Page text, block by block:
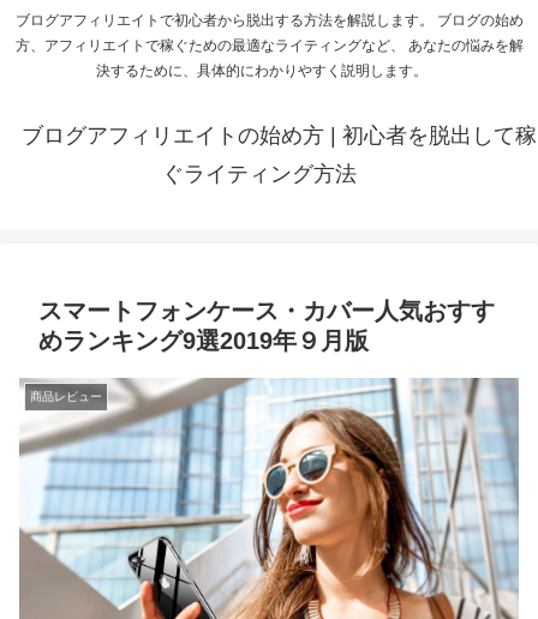
ブログアフィリエイトで初心者から脱出する方法を解説します。 ブログの始め
方、アフィリエイトで稼ぐための最適なライティングなど、 あなたの悩みを解
決するために、具体的にわかりやすく説明します。
ブログアフィリエイトの始め方 | 初心者を脱出して稼
ぐライティング方法
スマートフォンケース・カバー人気おすす
めランキング9選2019年９月版
商品レビュー